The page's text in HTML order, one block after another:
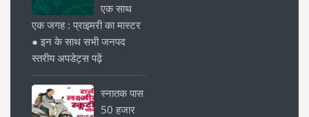
एक साथ
एक जगह : प्राइमरी का मास्टर
● इन के साथ सभी जनपद
स्तरीय अपडेट्स पढ़ें
स्नातक पास
50 हजार